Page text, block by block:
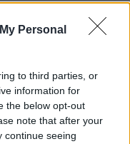
Personal
to third parties, or
information for
the below opt-out
note that after your
continue seeing